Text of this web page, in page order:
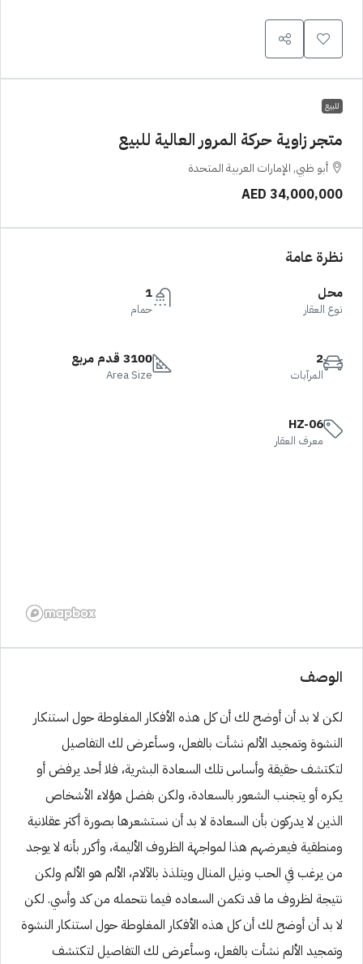
للبيع
متجر زاوية حركة المرور العالية للبيع
أبو ظبي, الإمارات العربية المتحدة
AED 34,000,000
نظرة عامة
محل
نوع العقار
1
حمام
2
المرآبات
3100 قدم مربع
Area Size
HZ-06
معرف العقار
الوصف
لكن لا بد أن أوضح لك أن كل هذه الأفكار المغلوطة حول استنكار
النشوة وتمجيد الألم نشأت بالفعل، وسأعرض لك التفاصيل
لتكتشف حقيقة وأساس تلك السعادة البشرية، فلا أحد يرفض أو
يكره أو يتجنب الشعور بالسعادة، ولكن بفضل هؤلاء الأشخاص
الذين لا يدركون بأن السعادة لا بد أن نستشعرها بصورة أكثر عقلانية
ومنطقية فيعرضهم هذا لمواجهة الظروف الأليمة، وأكرر بأنه لا يوجد
من يرغب في الحب ونيل المنال ويتلذذ بالآلام، الألم هو الألم ولكن
نتيجة لظروف ما قد تكمن السعاده فيما نتحمله من كد وأسي. لكن
لا بد أن أوضح لك أن كل هذه الأفكار المغلوطة حول استنكار النشوة
وتمجيد الألم نشأت بالفعل، وسأعرض لك التفاصيل لتكتشف